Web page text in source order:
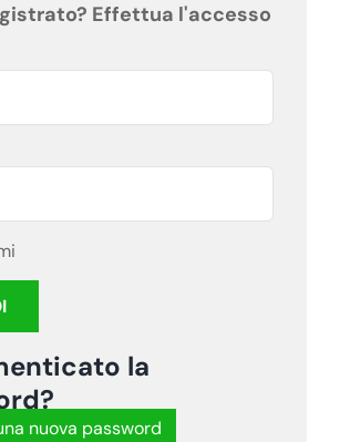
Effettua l'accesso
la
nuova password